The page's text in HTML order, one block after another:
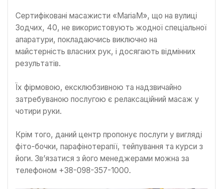
Сертифіковані масажисти «MariaM», що на вулиці
Зодчих, 40, не використовують жодної спеціальної
апаратури, покладаючись виключно на
майстерність власних рук, і досягають відмінних
результатів.
Їх фірмовою, ексклюбзивною та надзвичайно
затребуваною послугою є релаксаційний масаж у
чотири руки.
Крім того, даний центр пропонує послуги у вигляді
фіто-бочки, парафінотерапії, тейпування та курси з
йоги. Зв’язатися з його менеджерами можна за
телефоном +38-098-357-1000.